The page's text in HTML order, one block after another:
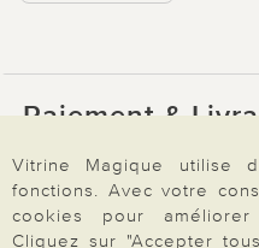
Paiement &
À propos de
Vitrine Magique utilise
fonctions. Avec votre
cookies pour
Cliquez sur "Accepter